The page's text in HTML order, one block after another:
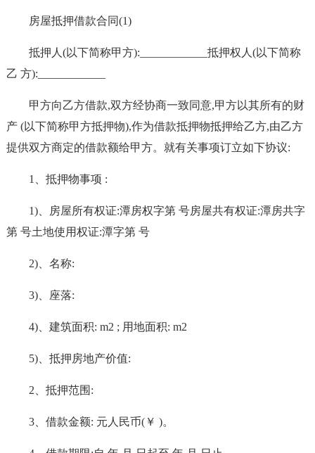
房屋抵押借款合同(1)
抵押人(以下简称甲方):____________抵押权人(以下简称
乙 方):____________
甲方向乙方借款,双方经协商一致同意,甲方以其所有的财
产 (以下简称甲方抵押物),作为借款抵押物抵押给乙方,由乙方
提供双方商定的借款额给甲方。就有关事项订立如下协议:
1、抵押物事项 :
1)、房屋所有权证:潭房权字第 号房屋共有权证:潭房共字
第 号土地使用权证:潭字第 号
2)、名称:
3)、座落:
4)、建筑面积: m2 ; 用地面积: m2
5)、抵押房地产价值:
2、抵押范围:
3、借款金额: 元人民币(￥ )。